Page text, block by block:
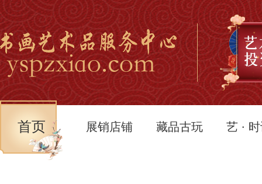
首页 展销店铺 藏品古玩 艺 ·